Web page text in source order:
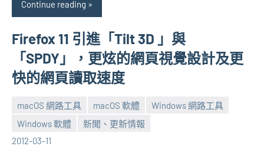
Continue reading
Firefox 11 引進「Tilt 3D 」與
「SPDY」，更炫的網頁視覺設計及更
快的網頁讀取速度
macOS 網路工具 macOS 軟體
Windows 網路工具
Windows 軟體
新聞、更新情報
2012-03-11
張
海
No
comments